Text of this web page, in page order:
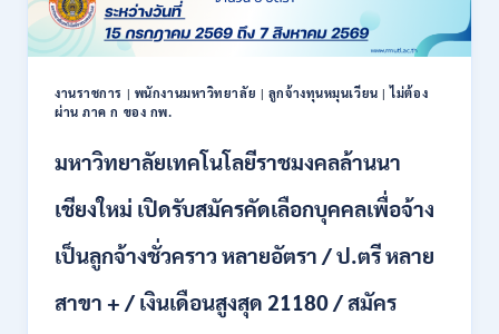
งานราชการ | พนักงานมหาวิทยาลัย | ลูกจ้างทุนหมุนเวียน |ไม่ต้อง
ผ่าน ภาค ก ของ กพ.
มหาวิทยาลัยเทคโนโลยีราชมงคลล้านนา
เชียงใหม่ เปิดรับสมัครคัดเลือกบุคคลเพื่อจ้าง
เป็นลูกจ้างชั่วคราว หลายอัตรา / ป.ตรี หลาย
สาขา + / เงินเดือนสูงสุด 21180 / สมัคร